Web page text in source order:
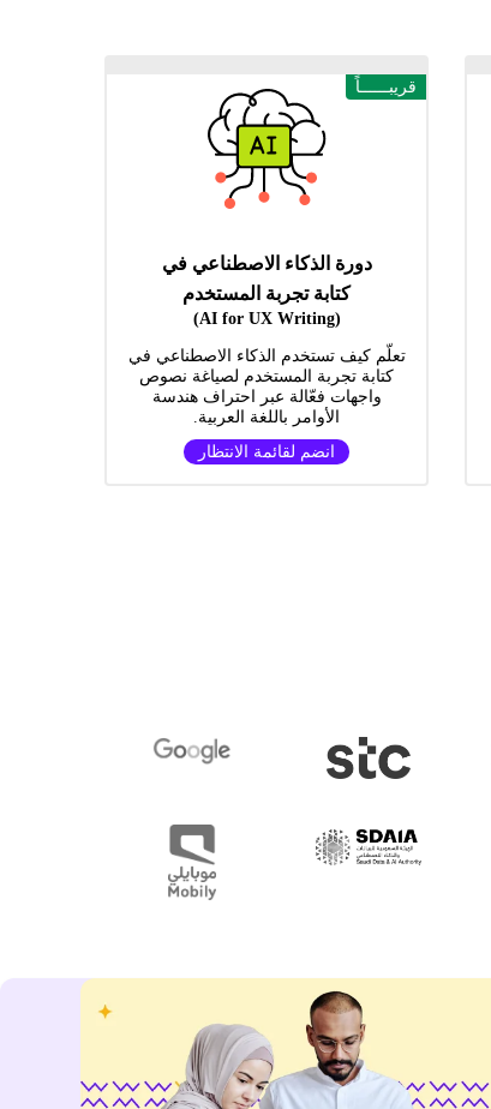
قريبــــــاً
دورة الذكاء الاصطناعي في
كتابة تجربة المستخدم
(AI for UX Writing)
تعلّم كيف تستخدم الذكاء الاصطناعي في
كتابة تجربة المستخدم لصياغة نصوص
واجهات فعّالة عبر احتراف هندسة
الأوامر باللغة العربية.
انضم لقائمة الانتظار